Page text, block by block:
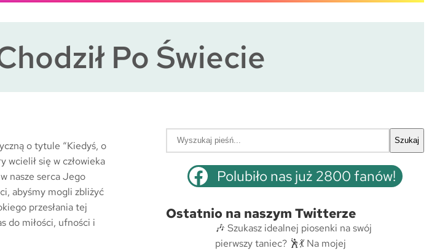
Po Świecie
o tytule “Kiedyś, o
wcielił się w człowieka
nasze serca Jego
abyśmy mogli zbliżyć
przesłania tej
do miłości, ufności i
z
j
Szukaj
Polubiło nas już 2800 fanów!
Ostatnio na naszym Twitterze
🎶 Szukasz idealnej piosenki na swój
pierwszy taniec? 🕺💃 Na mojej